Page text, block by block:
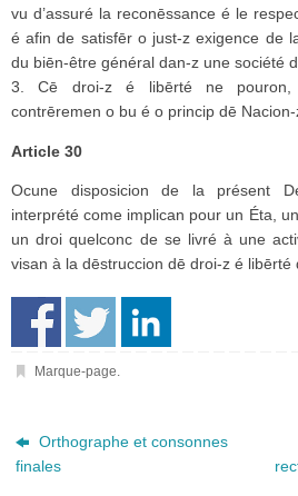
vu d’assuré la reconēssance é le
é afin de satisfēr o just-z exigence de
du biēn-être général dan-z une société
3. Cē droi-z é libērté ne pouron,
contrēremen o bu é o princip dē Nacion-
Article 30
Ocune disposicion de la présent
interprété come implican pour un Éta,
un droi quelconc de se livré à une
visan à la dēstruccion dē droi-z é libērté
Marque-page.
Orthographe et consonnes
finales